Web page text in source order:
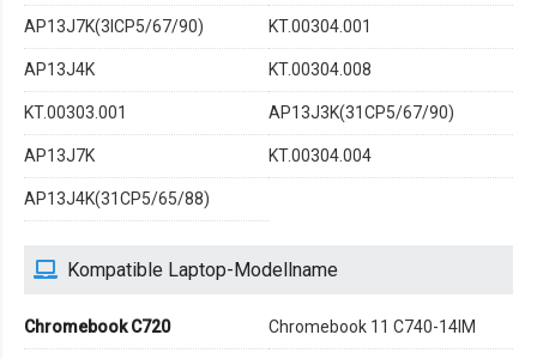
AP13J7K(3ICP5/67/90) KT.00304.001
AP13J4K KT.00304.008
KT.00303.001 AP13J3K(31CP5/67/90)
AP13J7K KT.00304.004
AP13J4K(31CP5/65/88)
Kompatible Laptop-Modellname
Chromebook C720 Chromebook 11 C740-14IM